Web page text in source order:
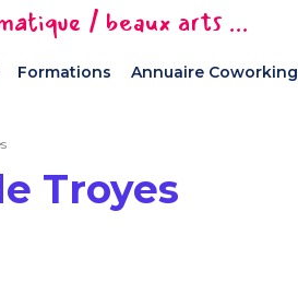
/ beaux arts ...
Formations Annuaire Coworking
Troyes